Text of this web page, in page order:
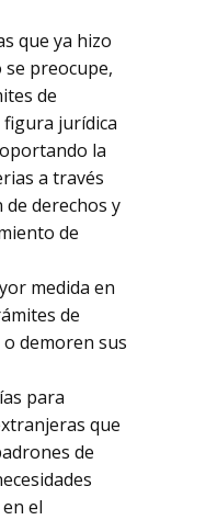
que ya hizo
preocupe,
de
jurídica
la
a través
derechos y
de
medida en
de
demoren sus
para
que
de
el